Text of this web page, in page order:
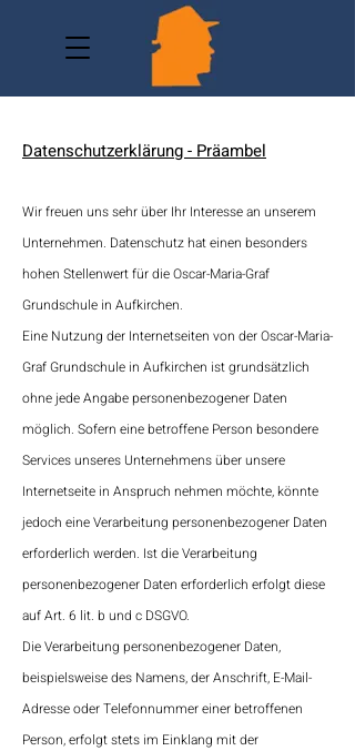
Datenschutzerklärung - Präambel
Wir freuen uns sehr über Ihr Interesse an unserem
Unternehmen. Datenschutz hat einen besonders
hohen Stellenwert für die Oscar-Maria-Graf
Grundschule in Aufkirchen.
Eine Nutzung der Internetseiten von der Oscar-Maria-
Graf Grundschule in Aufkirchen ist grundsätzlich
ohne jede Angabe personenbezogener Daten
möglich. Sofern eine betroffene Person besondere
Services unseres Unternehmens über unsere
Internetseite in Anspruch nehmen möchte, könnte
jedoch eine Verarbeitung personenbezogener Daten
erforderlich werden. Ist die Verarbeitung
personenbezogener Daten erforderlich erfolgt diese
auf Art. 6 lit. b und c DSGVO.
Die Verarbeitung personenbezogener Daten,
beispielsweise des Namens, der Anschrift, E-Mail-
Adresse oder Telefonnummer einer betroffenen
Person, erfolgt stets im Einklang mit der